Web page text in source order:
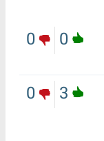
0
0
3
0